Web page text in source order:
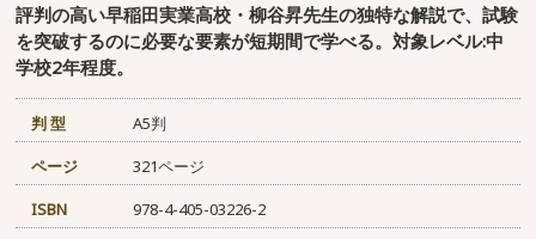
評判の高い早稲田実業高校・柳谷昇先生の独特な解説で、試験
を突破するのに必要な要素が短期間で学べる。対象レベル:中
学校2年程度。
判 型
A5判
ページ
321ページ
ISBN
978-4-405-03226-2